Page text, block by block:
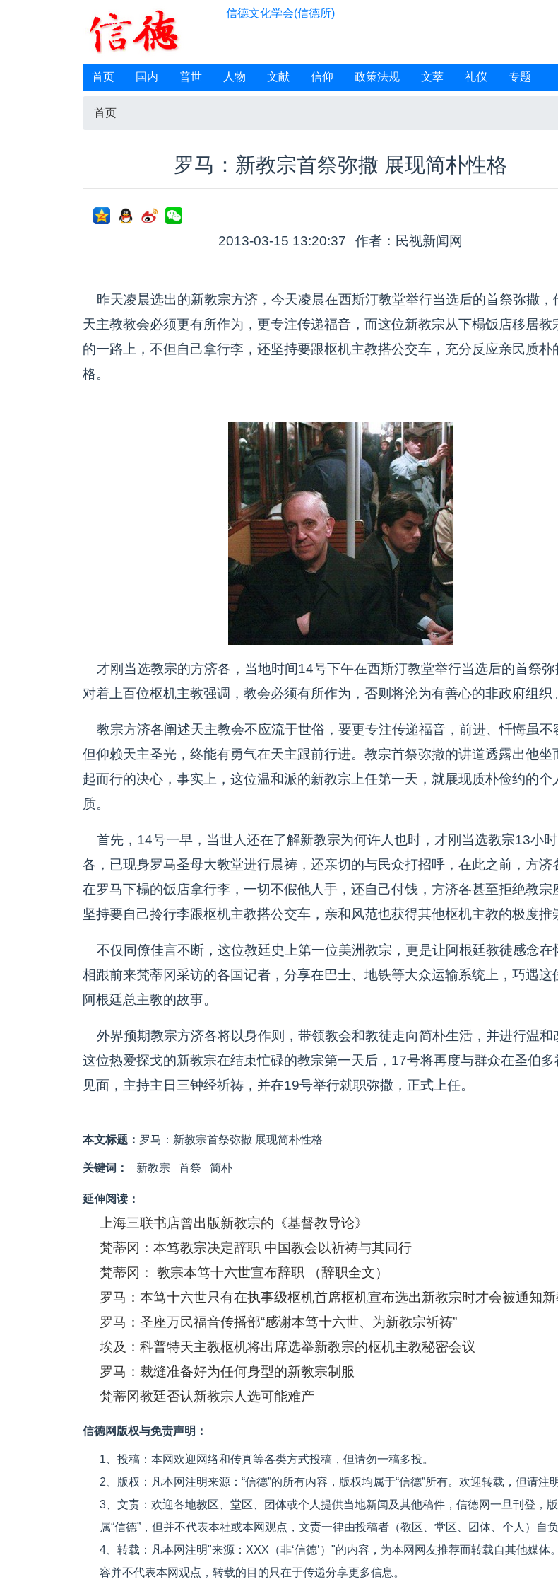
信德文化学会(信德所)
首页 国内 普世 人物 文献 信仰 政策法规 文萃 礼仪 专题
首页
罗马：新教宗首祭弥撒 展现简朴性格
2013-03-15 13:20:37 作者：民视新闻网
昨天凌晨选出的新教宗方济，今天凌晨在西斯汀教堂举行当选后的首祭弥撒，
天主教教会必须更有所作为，更专注传递福音，而这位新教宗从下榻饭店移居教
的一路上，不但自己拿行李，还坚持要跟枢机主教搭公交车，充分反应亲民质朴
格。
才刚当选教宗的方济各，当地时间14号下午在西斯汀教堂举行当选后的首祭弥
对着上百位枢机主教强调，教会必须有所作为，否则将沦为有善心的非政府组织。
教宗方济各阐述天主教会不应流于世俗，要更专注传递福音，前进、忏悔虽不
但仰赖天主圣光，终能有勇气在天主跟前行进。教宗首祭弥撒的讲道透露出他坐
起而行的决心，事实上，这位温和派的新教宗上任第一天，就展现质朴俭约的个
质。
首先，14号一早，当世人还在了解新教宗为何许人也时，才刚当选教宗13小
各，已现身罗马圣母大教堂进行晨祷，还亲切的与民众打招呼，在此之前，方济
在罗马下榻的饭店拿行李，一切不假他人手，还自己付钱，方济各甚至拒绝教宗
坚持要自己拎行李跟枢机主教搭公交车，亲和风范也获得其他枢机主教的极度推
不仅同僚佳言不断，这位教廷史上第一位美洲教宗，更是让阿根廷教徒感念在
相跟前来梵蒂冈采访的各国记者，分享在巴士、地铁等大众运输系统上，巧遇这
阿根廷总主教的故事。
外界预期教宗方济各将以身作则，带领教会和教徒走向简朴生活，并进行温和
这位热爱探戈的新教宗在结束忙碌的教宗第一天后，17号将再度与群众在圣伯多
见面，主持主日三钟经祈祷，并在19号举行就职弥撒，正式上任。
本文标题： 罗马：新教宗首祭弥撒 展现简朴性格
关键词： 新教宗 首祭 简朴
延伸阅读：
上海三联书店曾出版新教宗的《基督教导论》
梵蒂冈：本笃教宗决定辞职 中国教会以祈祷与其同行
梵蒂冈： 教宗本笃十六世宣布辞职 （辞职全文）
罗马：圣座万民福音传播部“感谢本笃十六世、为新教宗祈祷”
埃及：科普特天主教枢机将出席选举新教宗的枢机主教秘密会议
罗马：裁缝准备好为任何身型的新教宗制服
梵蒂冈教廷否认新教宗人选可能难产
信德网版权与免责声明：
1、投稿：本网欢迎网络和传真等各类方式投稿，但请勿一稿多投。
2、版权：凡本网注明来源：“信德”的所有内容，版权均属于“信德”所有。欢迎转载，但请注
3、文责：欢迎各地教区、堂区、团体或个人提供当地新闻及其他稿件，信德网一旦刊登，
属“信德”，但并不代表本社或本网观点，文责一律由投稿者（教区、堂区、团体、个人）自负
4、转载：凡本网注明"来源：XXX（非‘信德’）"的内容，为本网网友推荐而转载自其他媒体
容并不代表本网观点，转载的目的只在于传递分享更多信息。